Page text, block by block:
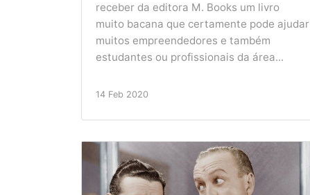
receber da editora M. Books um livro
muito bacana que certamente pode ajudar
muitos empreendedores e também
estudantes ou profissionais da área...
14 Feb 2020